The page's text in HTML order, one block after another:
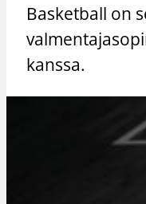
Basketball on
kanssa.